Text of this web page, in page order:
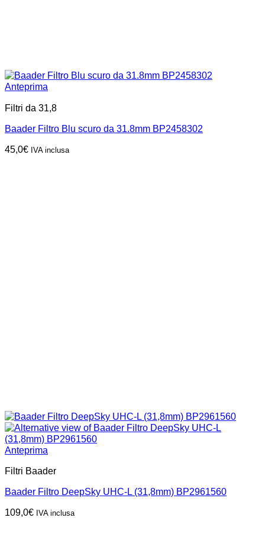
Anteprima
Filtri da 31,8
Baader Filtro Blu scuro da 31.8mm BP2458302
45,0€ IVA inclusa
Anteprima
Filtri Baader
Baader Filtro DeepSky UHC-L (31,8mm) BP2961560
109,0€ IVA inclusa